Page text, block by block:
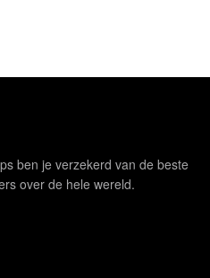
ben je verzekerd van de beste
over de hele wereld.